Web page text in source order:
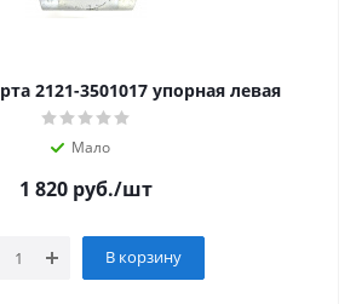
2121-3501017 упорная левая
Мало
1 820 руб./шт
В корзину